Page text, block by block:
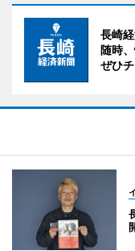
長崎
随時
ぜひ